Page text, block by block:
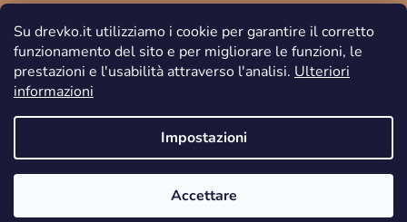
Su drevko.it utilizziamo i cookie per garantire il corretto
funzionamento del sito e per migliorare le funzioni, le
prestazioni e l'usabilità attraverso l'analisi. Ulteriori
informazioni
Impostazioni
Accettare
Creato da Shoptet